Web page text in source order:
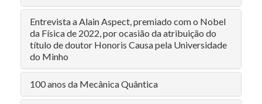
Entrevista a Alain Aspect, premiado com o Nobel
da Física de 2022, por ocasião da atribuição do
título de doutor Honoris Causa pela Universidade
do Minho
100 anos da Mecânica Quântica